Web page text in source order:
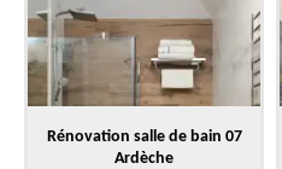
Rénovation salle de bain 07
Ardèche